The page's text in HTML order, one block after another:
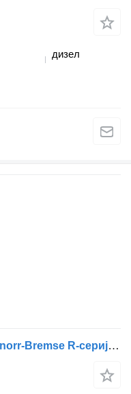
дизел
Главен вентил за сопирање Knorr-Bremse R-серија (01.04-) K000087 K044696 за камион Scania P,G,R,T-series (2004-2017)